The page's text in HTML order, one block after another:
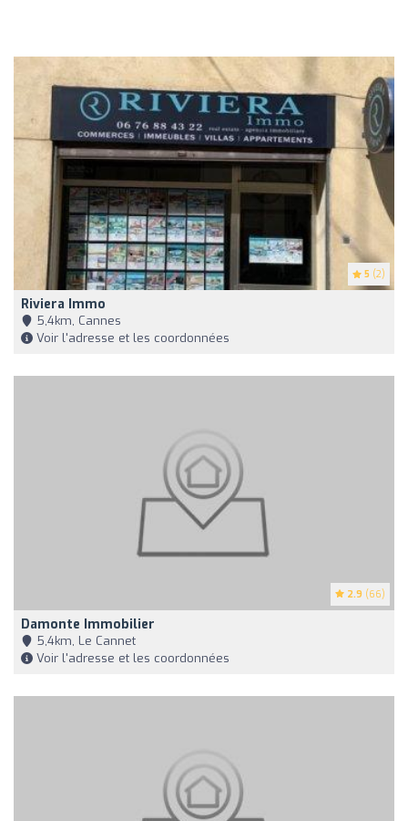
5 (2)
Riviera Immo
5,4km, Cannes
Voir l'adresse et les coordonnées
2.9 (66)
Damonte Immobilier
5,4km, Le Cannet
Voir l'adresse et les coordonnées